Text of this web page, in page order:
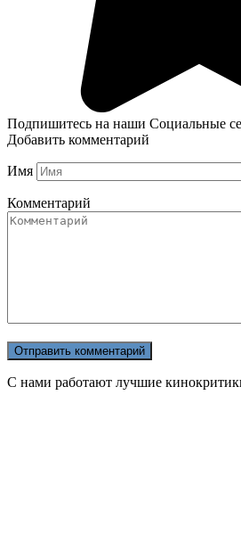
Подпишитесь на наши Социальные
Добавить комментарий
Имя
Комментарий
С нами работают лучшие